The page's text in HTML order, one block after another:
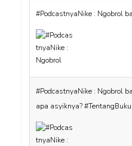
#PodcastnyaNike : Ngobrol
#PodcastnyaNike : Ngobrol
apa asyiknya? #TentangBuku